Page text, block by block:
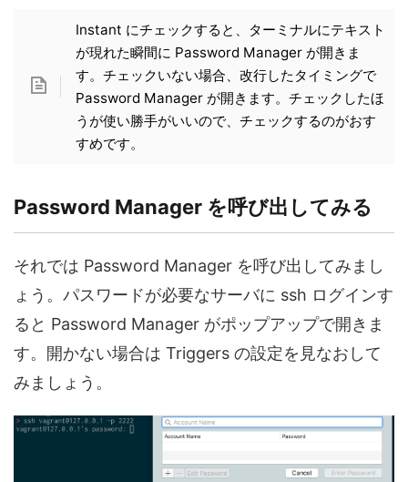
Instant にチェックすると、ターミナルにテキスト
が現れた瞬間に Password Manager が開きま
す。チェックいない場合、改行したタイミングで
Password Manager が開きます。チェックしたほ
うが使い勝手がいいので、チェックするのがおす
すめです。
Password Manager を呼び出してみる
それでは Password Manager を呼び出してみまし
ょう。パスワードが必要なサーバに ssh ログインす
ると Password Manager がポップアップで開きま
す。開かない場合は Triggers の設定を見なおして
みましょう。